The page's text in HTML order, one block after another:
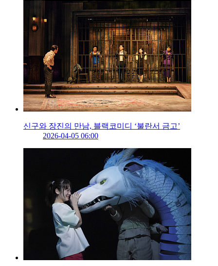
신구와 장진의 만남, 블랙코미디 ‘불란서 금고’
2026-04-05 06:00